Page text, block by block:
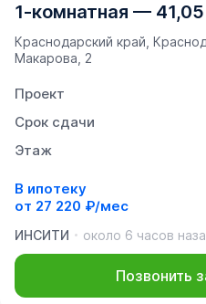
1-комнатная —
Краснодарский край,
Макарова, 2
Проект
Срок сдачи
Этаж
В ипотеку
от 27 220 ₽/мес
ИНСИТИ
около 6 часов
Позвонить